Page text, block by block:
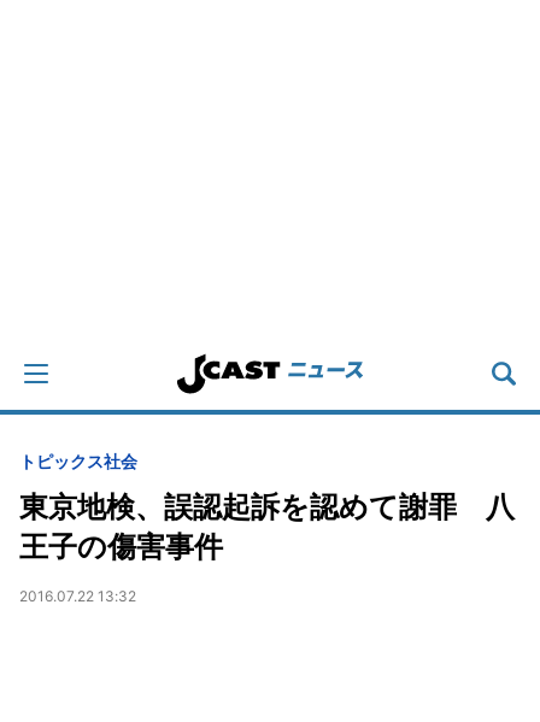
トピックス社会
東京地検、誤認起訴を認めて謝罪 八
王子の傷害事件
2016.07.22 13:32